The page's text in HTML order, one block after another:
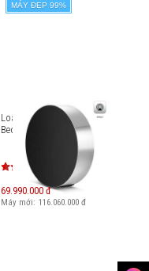
MÁY ĐẸP 99%
Loa không dây B&O
Beosound Edge
69.990.000 đ
Máy mới: 116.060.000 đ